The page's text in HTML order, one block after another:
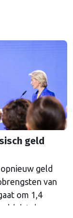
geld
geld
van
om 1,4
dat de